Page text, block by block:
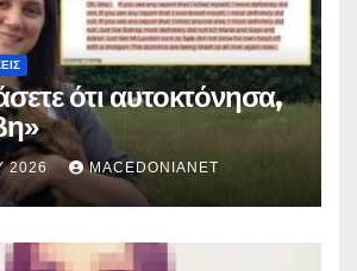
ότι αυτοκτόνησα,
2026 MACEDONIANET